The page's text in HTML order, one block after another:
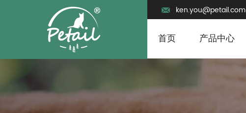
ken.you@petail.com
首页 产品中心